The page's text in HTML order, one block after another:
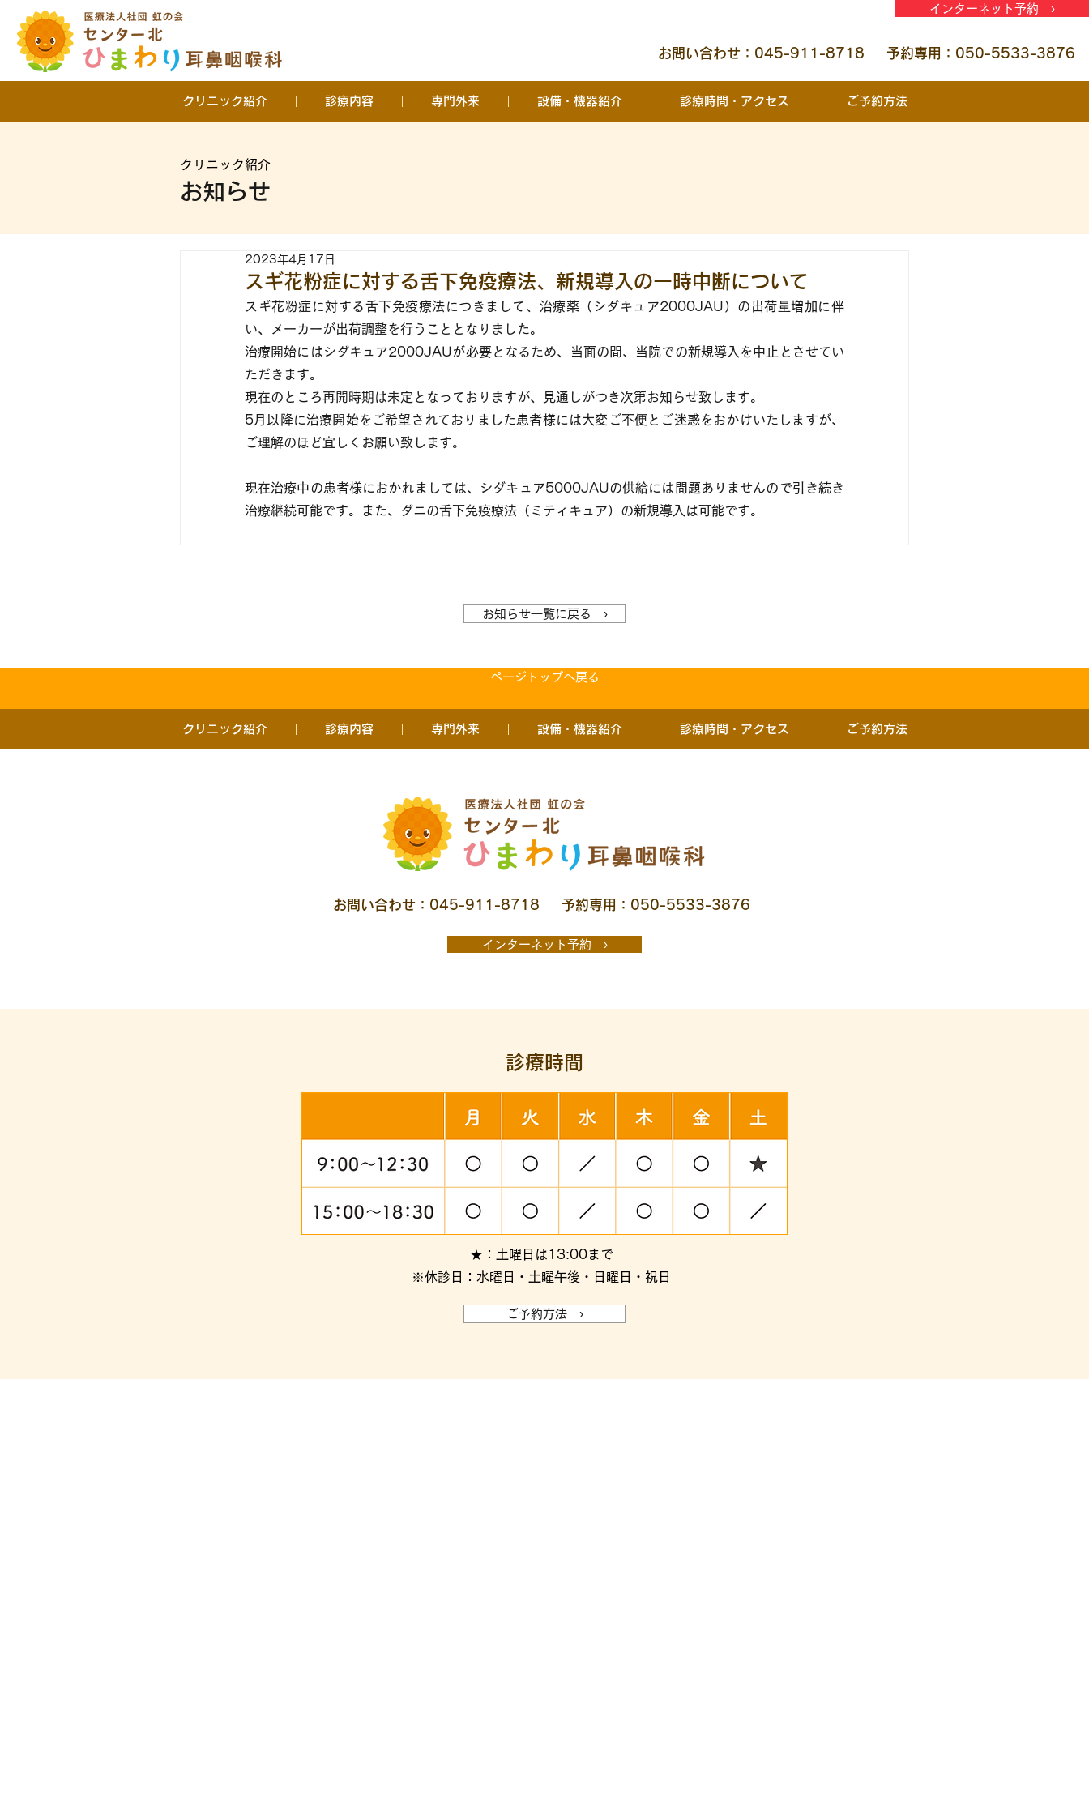
インターネット予約 ›
お問い合わせ：045-911-8718 予約専用：050-5533-3876
クリニック紹介 診療内容 専門外来 設備・機器紹介 診療時間・アクセス ご予約方法
クリニック紹介
お知らせ
スギ花粉症に対する舌下免疫療法、新規導入の一時中断について
2023年4月17日
スギ花粉症に対する舌下免疫療法につきまして、治療薬（シダキュア2000JAU）の出荷量増加に伴
い、メーカーが出荷調整を行うこととなりました。
治療開始にはシダキュア2000JAUが必要となるため、当面の間、当院での新規導入を中止とさせてい
ただきます。
現在のところ再開時期は未定となっておりますが、見通しがつき次第お知らせ致します。
5月以降に治療開始をご希望されておりました患者様には大変ご不便とご迷惑をおかけいたしますが、
ご理解のほど宜しくお願い致します。
現在治療中の患者様におかれましては、シダキュア5000JAUの供給には問題ありませんので引き続き
治療継続可能です。また、ダニの舌下免疫療法（ミティキュア）の新規導入は可能です。
お知らせ一覧に戻る ›
ページトップへ戻る
クリニック紹介 診療内容 専門外来 設備・機器紹介 診療時間・アクセス ご予約方法
お問い合わせ：045-911-8718 予約専用：050-5533-3876
インターネット予約 ›
診療時間
★：土曜日は13:00まで
※休診日：水曜日・土曜午後・日曜日・祝日
ご予約方法 ›